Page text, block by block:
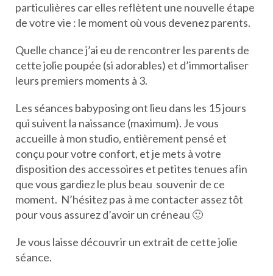
particulières car elles reflètent une nouvelle étape
de votre vie : le moment où vous devenez parents.
Quelle chance j’ai eu de rencontrer les parents de
cette jolie poupée (si adorables) et d’immortaliser
leurs premiers moments à 3.
Les séances babyposing ont lieu dans les 15 jours
qui suivent la naissance (maximum). Je vous
accueille à mon studio, entièrement pensé et
conçu pour votre confort, et je mets à votre
disposition des accessoires et petites tenues afin
que vous gardiez le plus beau souvenir de ce
moment. N’hésitez pas à me contacter assez tôt
pour vous assurez d’avoir un créneau 🙂
Je vous laisse découvrir un extrait de cette jolie
séance.